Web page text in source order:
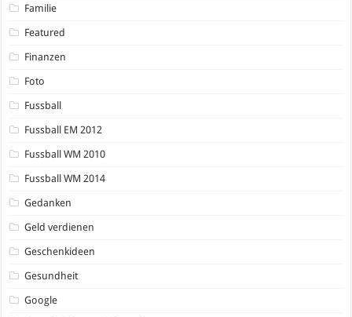
Familie
Featured
Finanzen
Foto
Fussball
Fussball EM 2012
Fussball WM 2010
Fussball WM 2014
Gedanken
Geld verdienen
Geschenkideen
Gesundheit
Google